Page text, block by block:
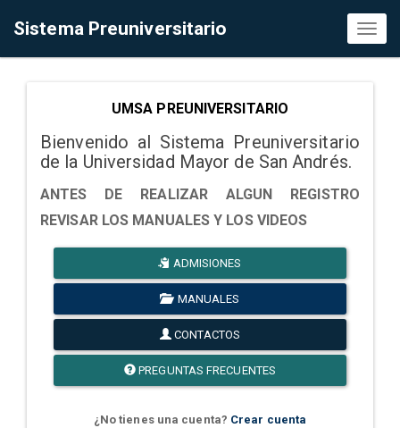
Sistema Preuniversitario
UMSA PREUNIVERSITARIO
Bienvenido al Sistema Preuniversitario
de la Universidad Mayor de San Andrés.
ANTES DE REALIZAR ALGUN REGISTRO
REVISAR LOS MANUALES Y LOS VIDEOS
ADMISIONES
MANUALES
CONTACTOS
PREGUNTAS FRECUENTES
¿No tienes una cuenta? Crear cuenta